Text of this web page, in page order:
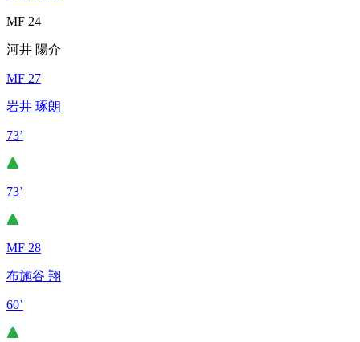
MF 24
河井 陽介
MF 27
岩井 琢朗
73’
73’
MF 28
布施谷 翔
60’